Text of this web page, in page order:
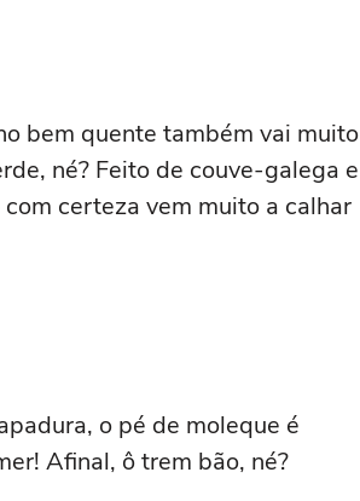
bem quente também vai muito
né? Feito de couve-galega e
certeza vem muito a calhar
o pé de moleque é
Afinal, ô trem bão, né?